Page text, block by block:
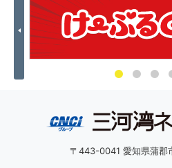
Previous
〒443-0041 愛知県蒲郡